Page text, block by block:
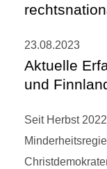
23.08.2023
Aktuelle
und
Seit Herbst